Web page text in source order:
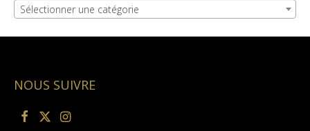
Sélectionner une catégorie
NOUS SUIVRE